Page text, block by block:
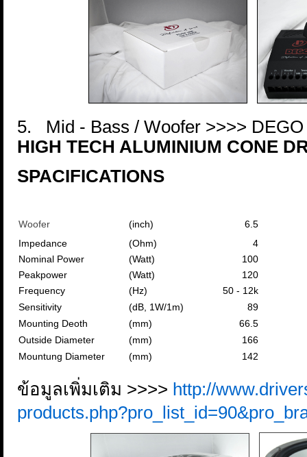
5. Mid - Bass / Woofer >>>>
HIGH TECH ALUMINIUM CONE
SPACIFICATIONS
Woofer (inch)
6.5
Impedance
(Ohm)
4
Nominal Power
(Watt)
100
Peakpower
(Watt)
120
Frequency
(Hz)
50 - 12k
Sensitivity
(dB, 1W/1m)
89
Mounting Deoth
(mm)
66.5
Outside Diameter
(mm)
166
Mountung Diameter
(mm) 142
ข้อมูลเพิ่มเติม >>>> http://